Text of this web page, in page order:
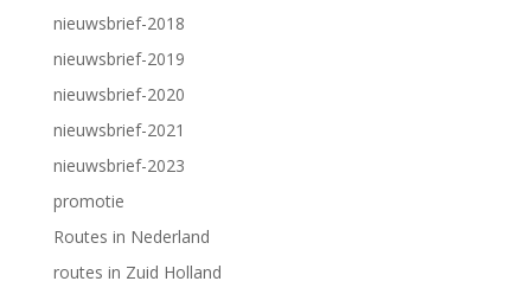
nieuwsbrief-2018
nieuwsbrief-2019
nieuwsbrief-2020
nieuwsbrief-2021
nieuwsbrief-2023
promotie
Routes in Nederland
routes in Zuid Holland